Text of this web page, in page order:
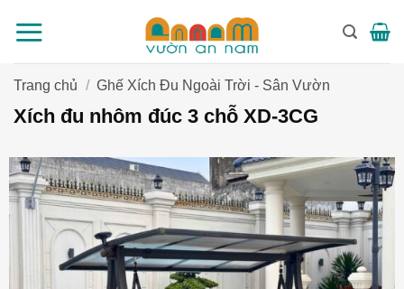
qua
dungTrang chủ / Ghế Xích Đu Ngoài Trời - Sân Vườn
Xích đu nhôm đúc 3 chỗ XD-3CG